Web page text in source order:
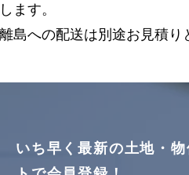
ます。
島への配送は別途お見積り
いち早く最新の土地・